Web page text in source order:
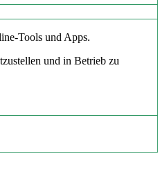
Tools und Apps.
und in Betrieb zu